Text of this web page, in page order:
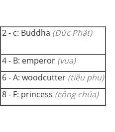
2 - c: Buddha (Đức Phật)
4 - B: emperor (vua)
6 - A: woodcutter (tiều phu)
8 - F: princess (công chúa)